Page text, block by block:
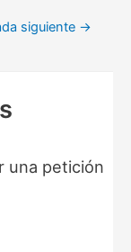
siguiente →
una petición